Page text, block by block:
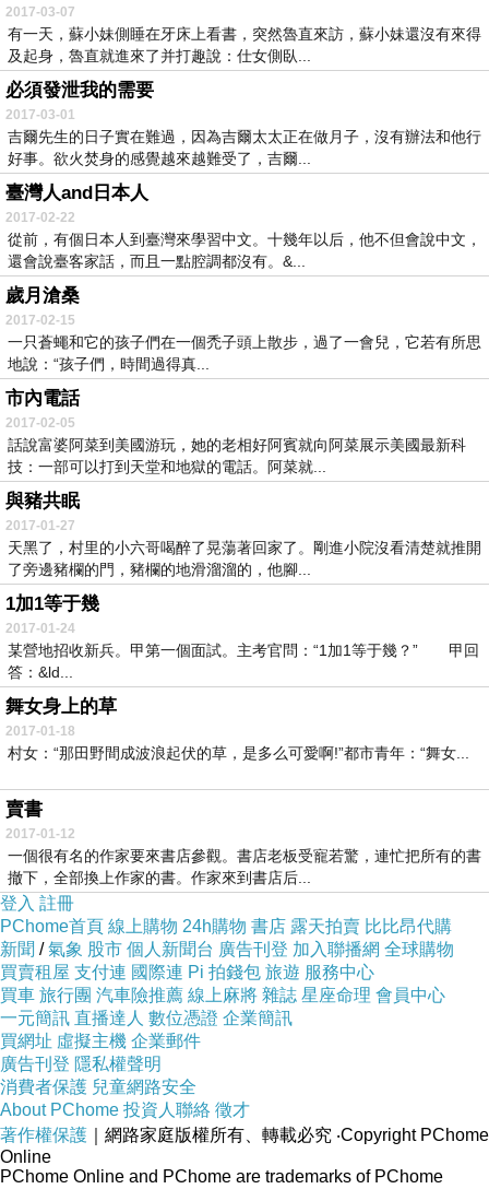
2017-03-07
有一天，蘇小妹側睡在牙床上看書，突然魯直來訪，蘇小妹還沒有來得
及起身，魯直就進來了并打趣說：仕女側臥...
必須發泄我的需要
2017-03-01
吉爾先生的日子實在難過，因為吉爾太太正在做月子，沒有辦法和他行
好事。欲火焚身的感覺越來越難受了，吉爾...
臺灣人and日本人
2017-02-22
從前，有個日本人到臺灣來學習中文。十幾年以后，他不但會說中文，
還會說臺客家話，而且一點腔調都沒有。&...
歲月滄桑
2017-02-15
一只蒼蠅和它的孩子們在一個禿子頭上散步，過了一會兒，它若有所思
地說：“孩子們，時間過得真...
市內電話
2017-02-05
話說富婆阿菜到美國游玩，她的老相好阿賓就向阿菜展示美國最新科
技：一部可以打到天堂和地獄的電話。阿菜就...
與豬共眠
2017-01-27
天黑了，村里的小六哥喝醉了晃蕩著回家了。剛進小院沒看清楚就推開
了旁邊豬欄的門，豬欄的地滑溜溜的，他腳...
1加1等于幾
2017-01-24
某營地招收新兵。甲第一個面試。主考官問：“1加1等于幾？” 甲回
答：&ld...
舞女身上的草
2017-01-18
村女：“那田野間成波浪起伏的草，是多么可愛啊!”都市青年：“舞女...
賣書
2017-01-12
一個很有名的作家要來書店參觀。書店老板受寵若驚，連忙把所有的書
撤下，全部換上作家的書。作家來到書店后...
登入 註冊
PChome首頁 線上購物 24h購物 書店 露天拍賣 比比昂代購
新聞 /氣象 股市 個人新聞台 廣告刊登 加入聯播網 全球購物
買賣租屋 支付連 國際連 Pi 拍錢包 旅遊 服務中心
買車 旅行團 汽車險推薦 線上麻將 雜誌 星座命理 會員中心
一元簡訊 直播達人 數位憑證 企業簡訊
買網址 虛擬主機 企業郵件
廣告刊登 隱私權聲明
消費者保護 兒童網路安全
About PChome 投資人聯絡 徵才
著作權保護 ｜網路家庭版權所有、轉載必究 ‧Copyright PChome
Online
PChome Online and PChome are trademarks of PChome